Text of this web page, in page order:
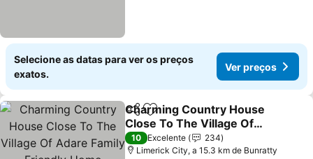
Selecione as datas para ver os preços
exatos.
Ver preços
PartilharAdicionar aos favoritos
Charming Country House
Close To The Village Of
Adare Family Friendly
Home
Ver preços
10 Excelente
234
Limerick City, a 15.3 km de Bunratty